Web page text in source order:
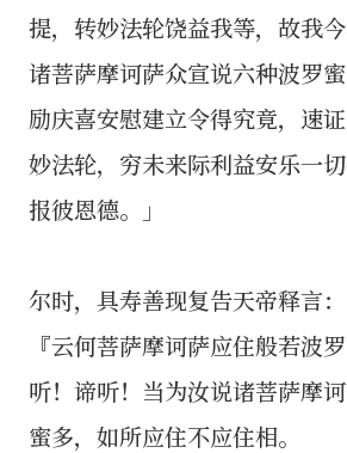
提，转妙法轮饶益我等，故我
诸菩萨摩诃萨众宣说六种波罗
励庆喜安慰建立令得究竟，速
妙法轮，穷未来际利益安乐一
报彼恩德。」
尔时，具寿善现复告天帝释言
『云何菩萨摩诃萨应住般若波
听！谛听！当为汝说诸菩萨摩
蜜多，如所应住不应住相。